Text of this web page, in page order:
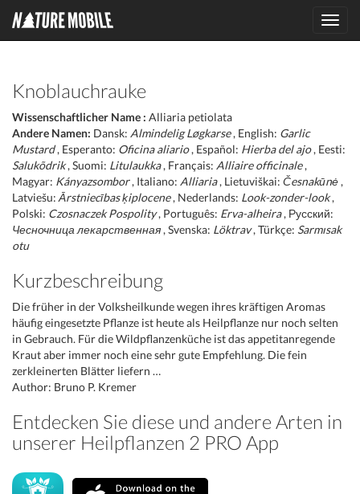
Knoblauchrauke
Wissenschaftlicher Name : Alliaria petiolata
Andere Namen: Dansk: Almindelig Løgkarse, English: Garlic
Mustard, Esperanto: Oficina aliario, Español: Hierba del ajo, Eesti:
Salukõdrik, Suomi: Litulaukka, Français: Alliaire officinale,
Magyar: Kányazsombor, Italiano: Alliaria, Lietuviškai: Česnakūnė ,
Latviešu: Ārstniecības ķiplocene, Nederlands: Look-zonder-look,
Polski: Czosnaczek Pospolity, Português: Erva-alheira, Русский:
Чесночница лекарственная , Svenska: Löktrav, Türkçe: Sarmısak
otu
Kurzbeschreibung
Die früher in der Volksheilkunde wegen ihres kräftigen Aromas
häufig eingesetzte Pflanze ist heute als Heilpflanze nur noch selten
in Gebrauch. Für die Wildpflanzenküche ist das appetitanregende
Kraut aber immer noch eine sehr gute Empfehlung. Die fein
zerkleinerten Blätter liefern …
Author: Bruno P. Kremer
Entdecken Sie diese und andere Arten in
unserer Heilpflanzen 2 PRO App